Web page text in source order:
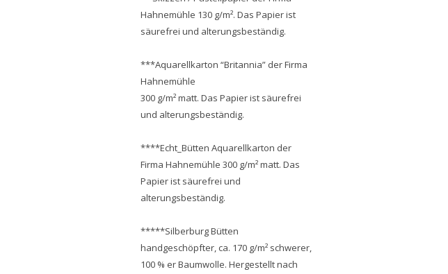
Hahnemühle 130 g/m². Das Papier ist
säurefrei und alterungsbeständig.
***Aquarellkarton “Britannia” der Firma
Hahnemühle
300 g/m² matt. Das Papier ist säurefrei
und alterungsbeständig.
****Echt_Bütten Aquarellkarton der
Firma Hahnemühle 300 g/m² matt. Das
Papier ist säurefrei und
alterungsbeständig.
*****Silberburg Bütten
handgeschöpfter, ca. 170 g/m² schwerer,
100 % er Baumwolle. Hergestellt nach